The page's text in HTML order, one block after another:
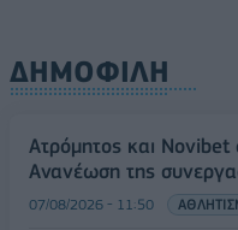
ΔΗΜΟΦΙΛΗ
Ατρόμητος και Novibet
Ανανέωση της
07/08/2026 - 11:50